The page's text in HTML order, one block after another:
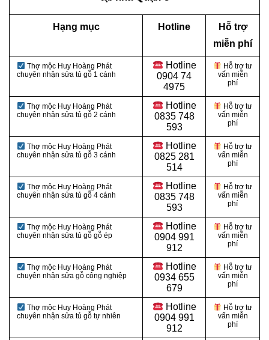
Hạng mục Hotline
Hỗ trợ
miễn phí
Thợ mộc Huy Hoàng Phát
chuyên nhận sửa tủ gỗ 1 cánh
Hotline
0904 74
4975
Hỗ trợ tư
vấn miễn
phí
Thợ mộc Huy Hoàng Phát
chuyên nhận sửa tủ gỗ 2 cánh
Hotline
0835 748
593
Hỗ trợ tư
vấn miễn
phí
Thợ mộc Huy Hoàng Phát
chuyên nhận sửa tủ gỗ 3 cánh
Hotline
0825 281
514
Hỗ trợ tư
vấn miễn
phí
Thợ mộc Huy Hoàng Phát
chuyên nhận sửa tủ gỗ 4 cánh
Hotline
0835 748
593
Hỗ trợ tư
vấn miễn
phí
Thợ mộc Huy Hoàng Phát
chuyên nhận sửa tủ gỗ gỗ ép
Hotline
0904 991
912
Hỗ trợ tư
vấn miễn
phí
Thợ mộc Huy Hoàng Phát
chuyên nhận sửa gỗ công nghiệp
Hotline
0934 655
679
Hỗ trợ tư
vấn miễn
phí
Thợ mộc Huy Hoàng Phát
chuyên nhận sửa tủ gỗ tự nhiên
Hotline
0904 991
912
Hỗ trợ tư
vấn miễn
phí